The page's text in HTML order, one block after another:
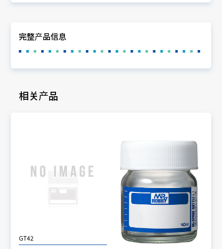
完整产品信息
相关产品
GT42